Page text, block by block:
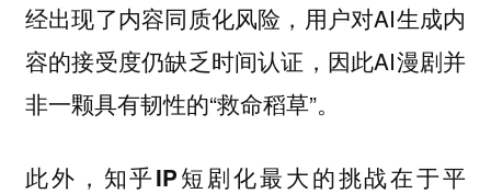
经出现了内容同质化风险，用户对AI生成内
容的接受度仍缺乏时间认证，因此AI漫剧并
非一颗具有韧性的“救命稻草”。
此外， 知乎IP短剧化最大的挑战在于平